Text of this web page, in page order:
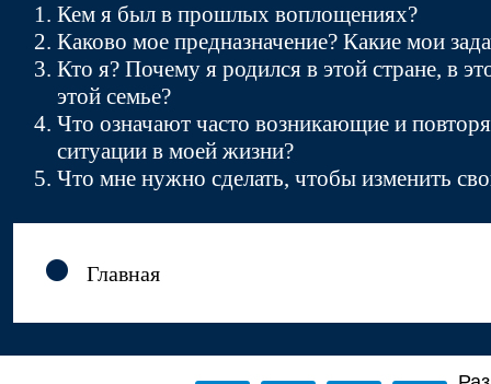
Кем я был в прошлых воплощениях?
Каково мое предназначение? Какие мои
Кто я? Почему я родился в этой стране, в
этой семье?
Что означают часто возникающие и
ситуации в моей жизни?
Что мне нужно сделать, чтобы изменить
Главная